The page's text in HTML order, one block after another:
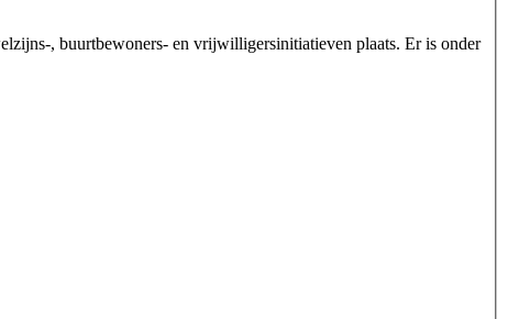
, buurtbewoners- en vrijwilligersinitiatieven plaats. Er is onder